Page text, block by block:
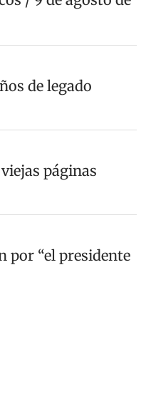
de legado
páginas
por “el presidente